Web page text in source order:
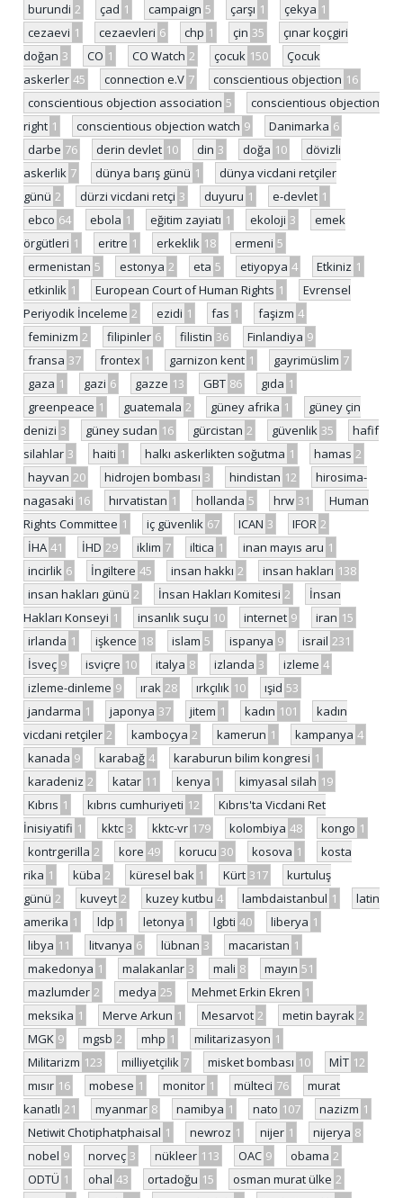
burundi 2 çad 1 campaign 5 çarşı 1 çekya 1
cezaevi 1 cezaevleri 6 chp 1 çin 35
çınar koçgiri
doğan 3 CO 1 CO Watch 2 çocuk 150
Çocuk
askerler 45 connection e.V 7 conscientious objection 16
conscientious objection association 5
conscientious objection
right 1 conscientious objection watch 9 Danimarka 6
darbe 76 derin devlet 10 din 3 doğa 10
dövizli
askerlik 7 dünya barış günü 1
dünya vicdani retçiler
günü 2 dürzi vicdani retçi 3 duyuru 1 e-devlet 1
ebco 64 ebola 1 eğitim zayiatı 1 ekoloji 3
emek
örgütleri 1 eritre 1 erkeklik 18 ermeni 5
ermenistan 5 estonya 2 eta 5 etiyopya 4 Etkiniz 1
etkinlik 1 European Court of Human Rights 1
Evrensel
Periyodik İnceleme 2 ezidi 1 fas 1 faşizm 4
feminizm 2 filipinler 6 filistin 36 Finlandiya 9
fransa 37 frontex 1 garnizon kent 1 gayrimüslim 7
gaza 1 gazi 6 gazze 13 GBT 86 gıda 1
greenpeace 1 guatemala 2 güney afrika 1
güney çin
denizi 3 güney sudan 16 gürcistan 2 güvenlik 35
hafif
silahlar 3 haiti 1 halkı askerlikten soğutma 1 hamas 2
hayvan 20 hidrojen bombası 3 hindistan 12
hirosima-
nagasaki 16 hırvatistan 1 hollanda 5 hrw 31
Human
Rights Committee 1 iç güvenlik 67 ICAN 3 IFOR 2
İHA 41 İHD 29 iklim 7 iltica 1 inan mayıs aru 1
incirlik 6 İngiltere 45 insan hakkı 2 insan hakları 138
insan hakları günü 2 İnsan Hakları Komitesi 2
İnsan
Hakları Konseyi 1 insanlık suçu 10 internet 9 iran 15
irlanda 1 işkence 18 islam 5 ispanya 9 israil 231
İsveç 9 isviçre 10 italya 8 izlanda 3 izleme 4
izleme-dinleme 9 ırak 28 ırkçılık 10 ışid 53
jandarma 1 japonya 37 jitem 1 kadın 101
kadın
vicdani retçiler 2 kamboçya 2 kamerun 1 kampanya 4
kanada 9 karabağ 4 karaburun bilim kongresi 1
karadeniz 2 katar 11 kenya 1 kimyasal silah 19
Kıbrıs 1 kıbrıs cumhuriyeti 12
Kıbrıs'ta Vicdani Ret
İnisiyatifi 1 kktc 3 kktc-vr 179 kolombiya 48 kongo 1
kontrgerilla 2 kore 49 korucu 30 kosova 1
kosta
rika 1 küba 2 küresel bak 1 Kürt 317
kurtuluş
günü 2 kuveyt 2 kuzey kutbu 4 lambdaistanbul 1
latin
amerika 1 ldp 1 letonya 1 lgbti 40 liberya 1
libya 11 litvanya 6 lübnan 3 macaristan 1
makedonya 1 malakanlar 3 mali 8 mayın 51
mazlumder 2 medya 25 Mehmet Erkin Ekren 1
meksika 1 Merve Arkun 1 Mesarvot 2 metin bayrak 2
MGK 9 mgsb 2 mhp 1 militarizasyon 1
Militarizm 123 milliyetçilik 7 misket bombası 10 MİT 12
mısır 16 mobese 1 monitor 1 mülteci 76
murat
kanatlı 21 myanmar 8 namibya 1 nato 107 nazizm 1
Netiwit Chotiphatphaisal 1 newroz 1 nijer 1 nijerya 8
nobel 9 norveç 3 nükleer 113 OAC 9 obama 2
ODTÜ 1 ohal 43 ortadoğu 15 osman murat ülke 2